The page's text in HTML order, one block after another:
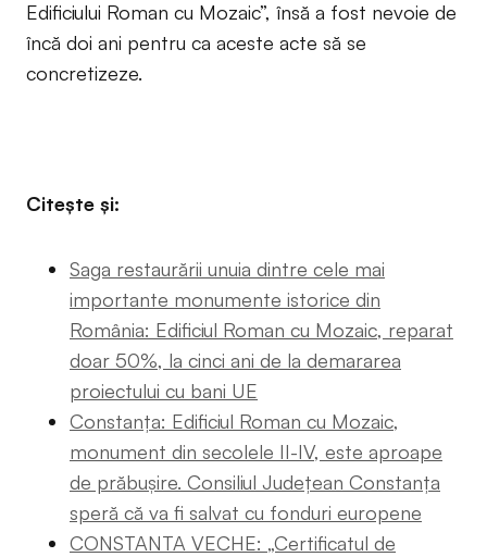
Edificiului Roman cu Mozaic”, însă a fost nevoie de
încă doi ani pentru ca aceste acte să se
concretizeze.
Citește și:
Saga restaurării unuia dintre cele mai
importante monumente istorice din
România: Edificiul Roman cu Mozaic, reparat
doar 50%, la cinci ani de la demararea
proiectului cu bani UE
Constanța: Edificiul Roman cu Mozaic,
monument din secolele II-IV, este aproape
de prăbușire. Consiliul Județean Constanța
speră că va fi salvat cu fonduri europene
CONSTANTA VECHE: „Certificatul de